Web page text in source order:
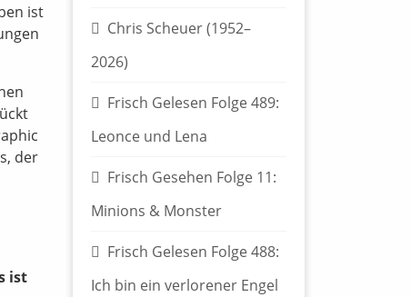
ist
der
ist
Chris Scheuer (1952–
2026)
Frisch Gelesen Folge 489:
Leonce und Lena
Frisch Gesehen Folge 11:
Minions & Monster
Frisch Gelesen Folge 488:
Ich bin ein verlorener Engel